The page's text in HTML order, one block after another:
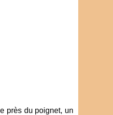
près du poignet, un